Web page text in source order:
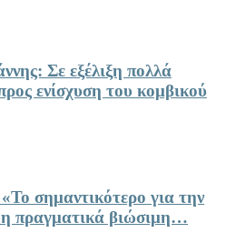
Σε εξέλιξη πολλά
ενίσχυση του κομβικού
σημαντικότερο για την
η πραγματικά βιώσιμη…